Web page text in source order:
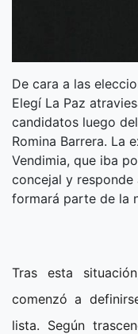
De cara a las
Elegí La Paz
candidatos luego
Romina Barrera. La
Vendimia, que iba
concejal y
formará parte de la
Tras esta
comenzó a
lista. Según